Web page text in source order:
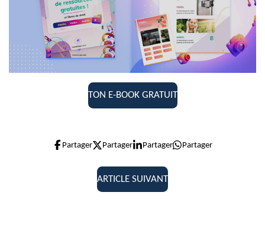
TON E-BOOK GRATUIT
Partager Partager Partager Partager
ARTICLE SUIVANT